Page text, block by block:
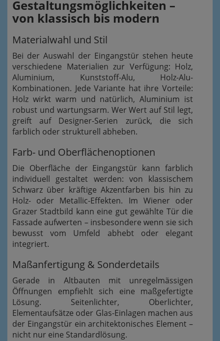
Gestaltungsmöglichkeiten –
von klassisch bis modern
Materialwahl und Stil
Bei der Auswahl der Eingangstür stehen heute
verschiedene Materialien zur Verfügung: Holz,
Aluminium, Kunststoff-Alu, Holz-Alu-
Kombinationen. Jede Variante hat ihre Vorteile:
Holz wirkt warm und natürlich, Aluminium ist
robust und wartungsarm. Wer Wert auf Stil legt,
greift auf Designer-Serien zurück, die sich
farblich oder strukturell abheben.
Farb- und Oberflächenoptionen
Die Oberfläche der Eingangstür kann farblich
individuell gestaltet werden: von klassischem
Schwarz über kräftige Akzentfarben bis hin zu
Holz- oder Metallic-Effekten. Im Wiener oder
Grazer Stadtbild kann eine gut gewählte Tür die
Fassade aufwerten – insbesondere wenn sie sich
bewusst vom Umfeld abhebt oder elegant
integriert.
Maßanfertigung & Sonderdetails
Gerade in Altbauten mit unregelmässigen
Öffnungen empfiehlt sich eine maßgefertigte
Lösung. Seitenlichter, Oberlichter,
Elementaufsätze oder Glas-Einlagen machen aus
der Eingangstür ein architektonisches Element –
nicht nur eine Standardlösung.